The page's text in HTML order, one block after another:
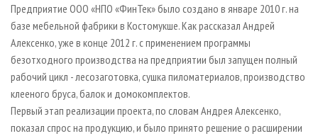
ЦБП
ИНСТРУМЕНТ И МАТЕРИАЛЫ
ГАЗЕТА ЛЕСПРОМФОРУМ
БИБЛИОТЕКА СПЕЦИАЛИСТА
Предприятие ООО «НПО «ФинТек» было создано в январе 2010 г. на
базе мебельной фабрики в Костомукше. Как рассказал Андрей
Алексенко, уже в конце 2012 г. с применением программы
безотходного производства на предприятии был запущен полный
рабочий цикл - лесозаготовка, сушка пиломатериалов, производство
клееного бруса, балок и домокомплектов.
Первый этап реализации проекта, по словам Андрея Алексенко,
показал спрос на продукцию, и было принято решение о расширении